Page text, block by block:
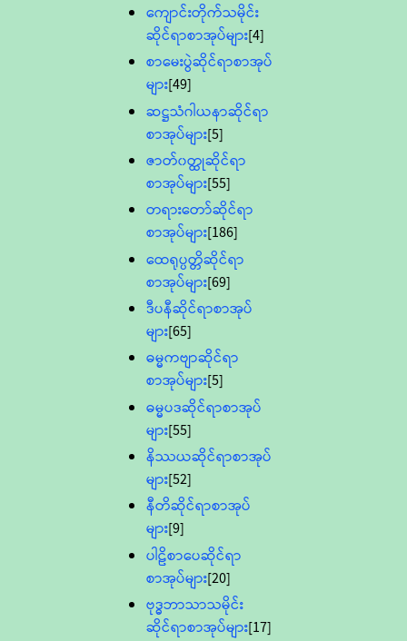
ကျောင်းတိုက်သမိုင်း
ဆိုင်ရာစာအုပ်များ[4]
စာမေးပွဲဆိုင်ရာစာအုပ်
များ[49]
ဆဋ္ဌသံဂါယနာဆိုင်ရာ
စာအုပ်များ[5]
ဇာတ်၀တ္ထုဆိုင်ရာ
စာအုပ်များ[55]
တရားတော်ဆိုင်ရာ
စာအုပ်များ[186]
ထေရုပ္ပတ္တိဆိုင်ရာ
စာအုပ်များ[69]
ဒီပနီဆိုင်ရာစာအုပ်
များ[65]
ဓမ္မကဗျာဆိုင်ရာ
စာအုပ်များ[5]
ဓမ္မပဒဆိုင်ရာစာအုပ်
များ[55]
နိဿယဆိုင်ရာစာအုပ်
များ[52]
နီတိဆိုင်ရာစာအုပ်
များ[9]
ပါဠိစာပေဆိုင်ရာ
စာအုပ်များ[20]
ဗုဒ္ဓဘာသာသမိုင်း
ဆိုင်ရာစာအုပ်များ[17]